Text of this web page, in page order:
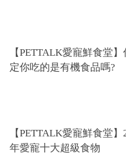
【PETTALK愛寵鮮食堂】
定你吃的是有機食品嗎?
【PETTALK愛寵鮮食堂】
年愛寵十大超級食物